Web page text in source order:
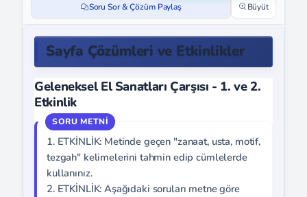
Soru Sor & Çözüm Paylaş Büyüt
Sayfa Çözümleri ve Etkinlikler
Geleneksel El Sanatları Çarşısı - 1. ve 2.
Etkinlik
1. ETKİNLİK: Metinde geçen "zanaat, usta, motif,
tezgah" kelimelerini tahmin edip cümlelerde
kullanınız.
2. ETKİNLİK: Aşağıdaki soruları metne göre